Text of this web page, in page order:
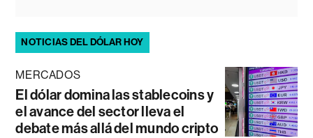
NOTICIAS DEL DÓLAR HOY
MERCADOS
El dólar domina las stablecoins y
el avance del sector lleva el
debate más allá del mundo cripto